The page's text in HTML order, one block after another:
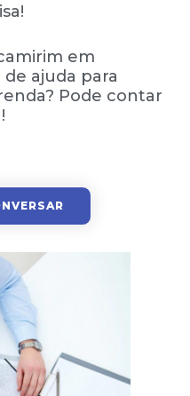
em
de ajuda para
Pode contar